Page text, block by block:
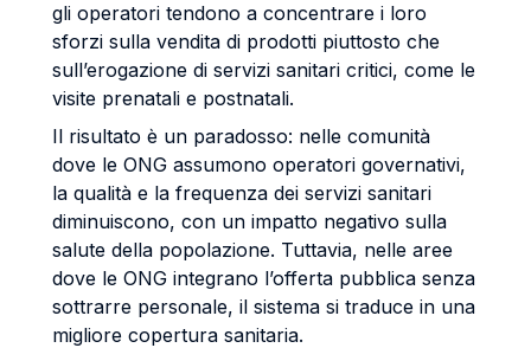
gli operatori tendono a concentrare i loro
sforzi sulla vendita di prodotti piuttosto che
sull’erogazione di servizi sanitari critici, come le
visite prenatali e postnatali.
Il risultato è un paradosso: nelle comunità
dove le ONG assumono operatori governativi,
la qualità e la frequenza dei servizi sanitari
diminuiscono, con un impatto negativo sulla
salute della popolazione. Tuttavia, nelle aree
dove le ONG integrano l’offerta pubblica senza
sottrarre personale, il sistema si traduce in una
migliore copertura sanitaria.